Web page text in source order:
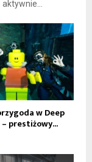
w Deep
– prestiżowy...